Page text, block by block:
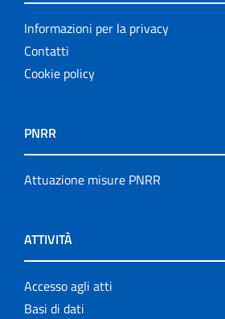
Informazioni per la privacy
Contatti
Cookie policy
PNRR
Attuazione misure PNRR
ATTIVITÀ
Accesso agli atti
Basi di dati